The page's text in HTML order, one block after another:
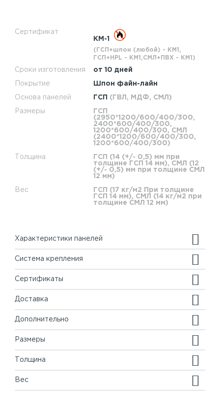
Сертификат
КМ-1
(ГСП+шпон (любой) - КМ1,
ГСП+HPL - КМ1,СМЛ+ПВХ - КМ1)
Сроки изготовления от 10 дней
Покрытие Шпон файн-лайн
Основа панелей ГСП (ГВЛ, МДФ, СМЛ)
Размеры
ГСП
(2950*1200/600/400/300,
2400*600/400/300,
1200*600/400/300, СМЛ
(2400*1200/600/400/300,
1200*600/400/300)
Толщина
ГСП (14 (+/- 0,5) мм при
толщине ГСП 14 мм), СМЛ (12
(+/- 0,5) мм при толщине СМЛ
12 мм)
Вес
ГСП (17 кг/м2 При толщине
ГСП 14 мм), СМЛ (14 кг/м2 при
толщине СМЛ 12 мм)
Характеристики панелей
Система крепления
Сертификаты
Доставка
Дополнительно
Размеры
Толщина
Вес